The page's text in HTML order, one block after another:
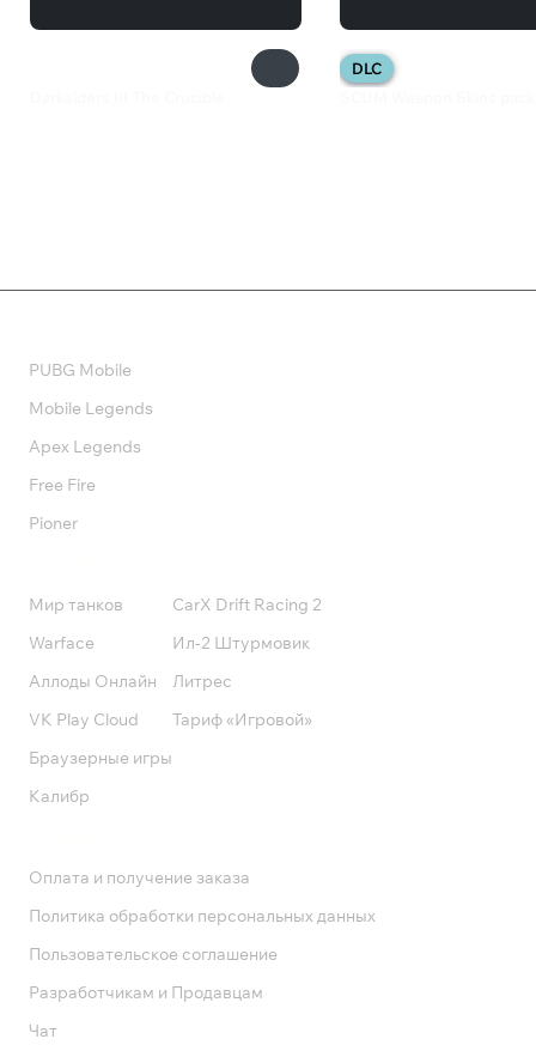
DLC
PUBG Mobile
Mobile Legends
Apex Legends
Free Fire
Pioner
Мир танков
Warface
Аллоды Онлайн
VK Play Cloud
Браузерные игры
Калибр
CarX Drift Racing 2
Ил-2 Штурмовик
Литрес
Тариф «Игровой»
Оплата и получение заказа
Политика обработки персональных данных
Пользовательское соглашение
Разработчикам и Продавцам
Чат